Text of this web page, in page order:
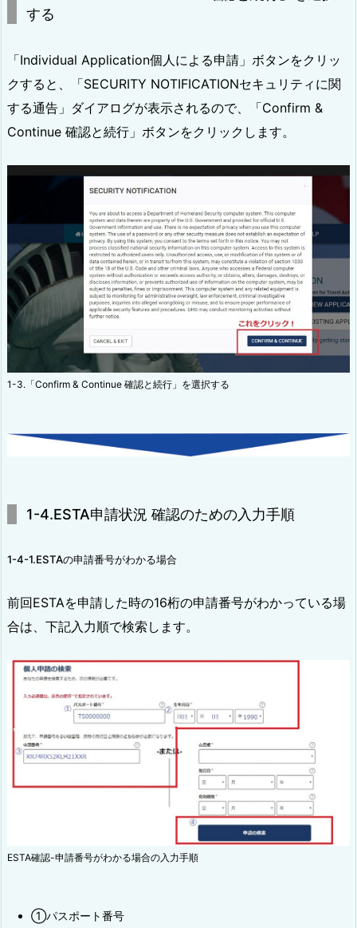
する
「Individual Application個人による申請」ボタンをクリッ
クすると、「SECURITY NOTIFICATIONセキュリティに関
する通告」ダイアログが表示されるので、「Confirm &
Continue 確認と続行」ボタンをクリックします。
1-3.「Confirm & Continue 確認と続行」を選択する
1-4.ESTA申請状況 確認のための入力手順
1-4-1.ESTAの申請番号がわかる場合
前回ESTAを申請した時の16桁の申請番号がわかっている場
合は、下記入力順で検索します。
ESTA確認-申請番号がわかる場合の入力手順
①パスポート番号